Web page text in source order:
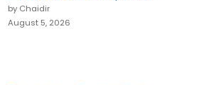
by Chaidir
August 5, 2026